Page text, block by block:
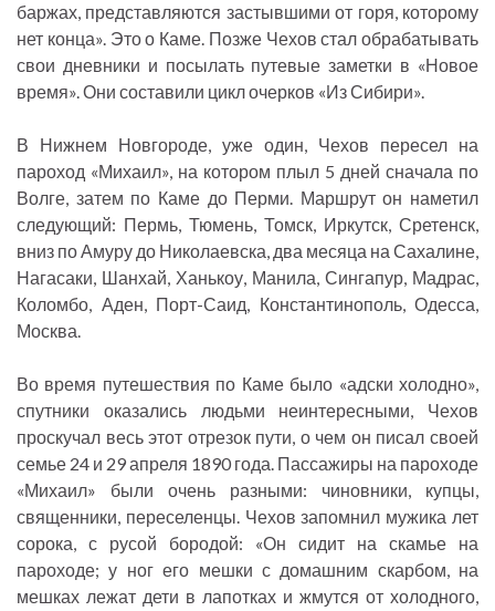
баржах, представляются застывшими от горя, которому
нет конца». Это о Каме. Позже Чехов стал обрабатывать
свои дневники и посылать путевые заметки в «Новое
время». Они составили цикл очерков «Из Сибири».
В Нижнем Новгороде, уже один, Чехов пересел на
пароход «Михаил», на котором плыл 5 дней сначала по
Волге, затем по Каме до Перми. Маршрут он наметил
следующий: Пермь, Тюмень, Томск, Иркутск, Сретенск,
вниз по Амуру до Николаевска, два месяца на Сахалине,
Нагасаки, Шанхай, Ханькоу, Манила, Сингапур, Мадрас,
Коломбо, Аден, Порт-Саид, Константинополь, Одесса,
Москва.
Во время путешествия по Каме было «адски холодно»,
спутники оказались людьми неинтересными, Чехов
проскучал весь этот отрезок пути, о чем он писал своей
семье 24 и 29 апреля 1890 года. Пассажиры на пароходе
«Михаил» были очень разными: чиновники, купцы,
священники, переселенцы. Чехов запомнил мужика лет
сорока, с русой бородой: «Он сидит на скамье на
пароходе; у ног его мешки с домашним скарбом, на
мешках лежат дети в лапотках и жмутся от холодного,